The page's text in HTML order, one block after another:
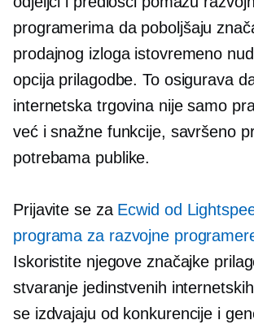
programerima da poboljšaju
prodajnog izloga istovremeno
opcija prilagodbe. To osigurava
internetska trgovina nije samo
već i snažne funkcije, savršeno
potrebama publike.
Prijavite se za Ecwid od
programa za razvojne
Iskoristite njegove značajke
stvaranje jedinstvenih
se izdvajaju od konkurencije i